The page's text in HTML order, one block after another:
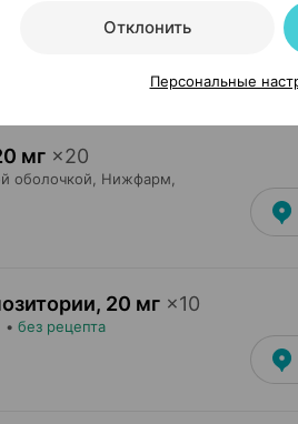
без рецепта
мг ×20
оболочкой, Нижфарм
, 20 мг ×10
• без рецепта
Отклонить
Персональные